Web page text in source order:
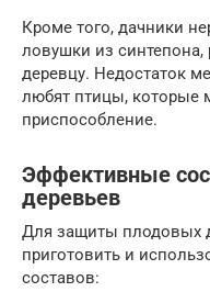
Кроме того, дачники
ловушки из
деревцу. Недостаток
любят птицы, которые
приспособление.
Эффективные
деревьев
Для защиты плодовых
приготовить и
составов: